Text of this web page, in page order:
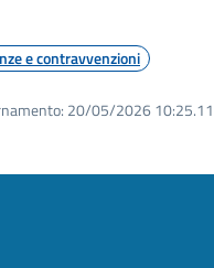
e contravvenzioni
20/05/2026 10:25.11